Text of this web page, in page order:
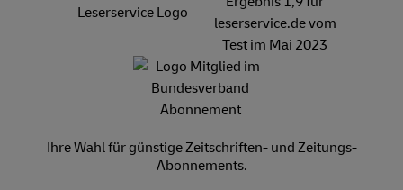
Ihre Wahl für günstige Zeitschriften- und Zeitungs-
Abonnements.